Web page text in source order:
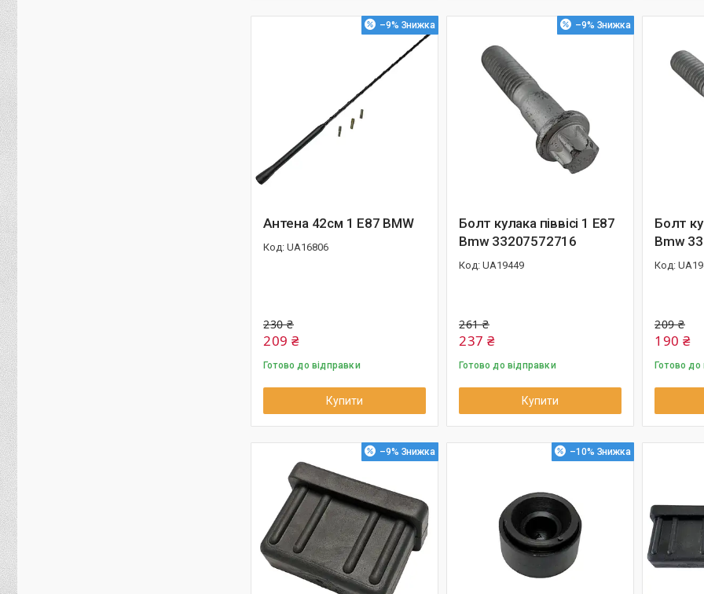
–9%
Антена 42см 1 E87 BMW
UA16806
230 ₴
209 ₴
Готово до відправки
Купити
–9%
Болт кулака піввісі 1 E87
Bmw 33207572716
UA19449
261 ₴
237 ₴
Готово до відправки
Купити
Болт
Bmw
209 ₴
190 ₴
Готово до
–9% –10%